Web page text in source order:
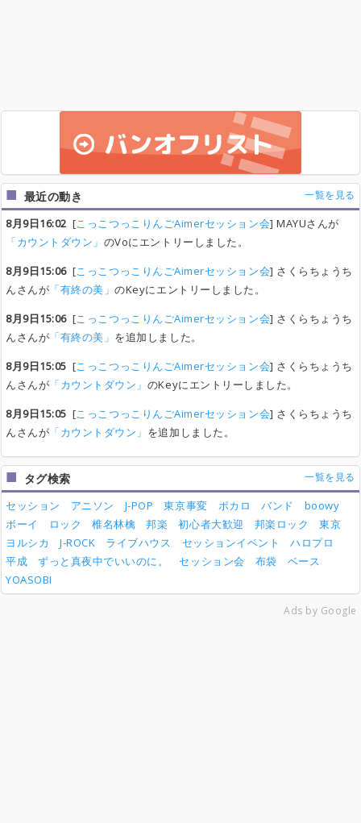
最近の動き 一覧を見る
8月9日16:02 [こっこつっこりんごAimerセッション会] MAYUさんが
「カウントダウン」 のVoにエントリーしました。
8月9日15:06[こっこつっこりんごAimerセッション会] さくらちょうち
んさんが 「有終の美」のKeyにエントリーしました。
8月9日15:06[こっこつっこりんごAimerセッション会] さくらちょうち
んさんが 「有終の美」 を追加しました。
8月9日15:05 [こっこつっこりんごAimerセッション会] さくらちょうち
んさんが 「カウントダウン」 のKeyにエントリーしました。
8月9日15:05 [こっこつっこりんごAimerセッション会] さくらちょうち
んさんが 「カウントダウン」 を追加しました。
タグ検索 一覧を見る
セッション アニソン J-POP 東京事変 ボカロ バンド
boowy
ボーイ
ロック 椎名林檎 邦楽 初心者大歓迎 邦楽ロック
東京
ヨルシカ
J-ROCK ライブハウス セッションイベント
ハロプロ
平成
ずっと真夜中でいいのに。 セッション会 布袋
ベース
YOASOBI
Ads by Google